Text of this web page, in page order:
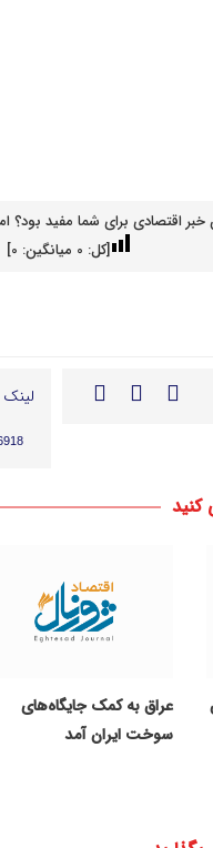
خبر اقتصادی برای شما مفید بود؟
[کل: 0 میانگین: 0
]
لینک
کنید
عراق به کمک جایگاه‌های
سوخت ایران آمد